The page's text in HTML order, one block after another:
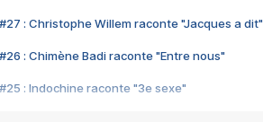
#27 : Christophe Willem raconte "Jacques a dit"
#26 : Chimène Badi raconte "Entre nous"
#25 : Indochine raconte "3e sexe"